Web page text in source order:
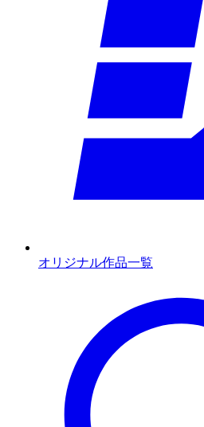
オリジナル作品一覧